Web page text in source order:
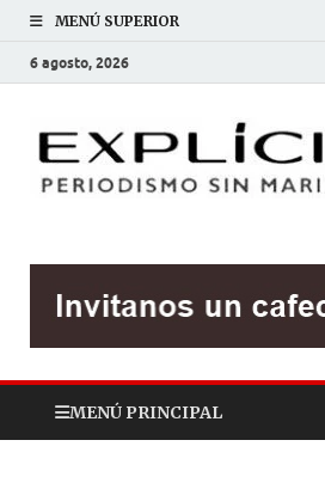
MENÚ SUPERIOR
6 agosto, 2026
MENÚ PRINCIPAL